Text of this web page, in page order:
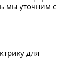
мы уточним с
для